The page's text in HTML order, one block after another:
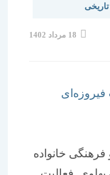
خانواده